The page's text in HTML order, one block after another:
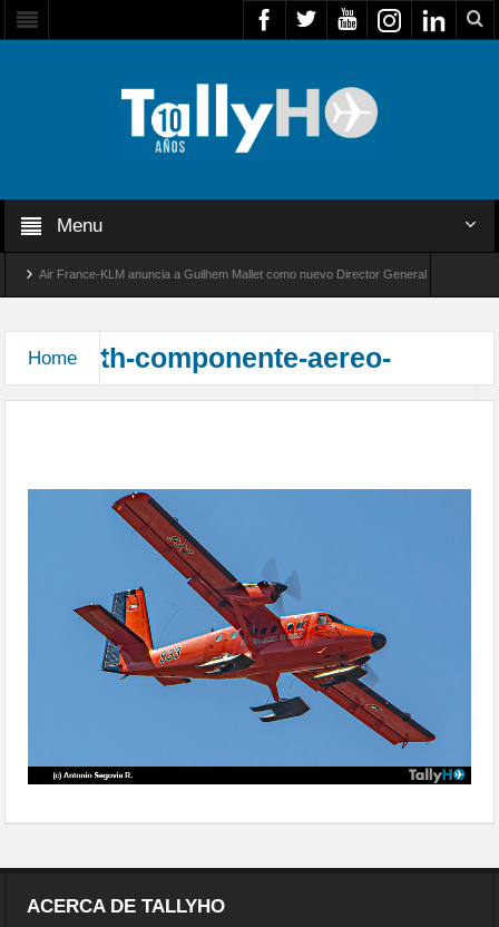
Menu
Air France-KLM anuncia a Guilhem Mallet como nuevo Director General para América
Home th-componente-aereo-
agrupacion-conjunta-antartica-pm-
ACERCA DE TALLYHO